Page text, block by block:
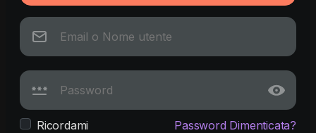
Ricordami Password Dimenticata?